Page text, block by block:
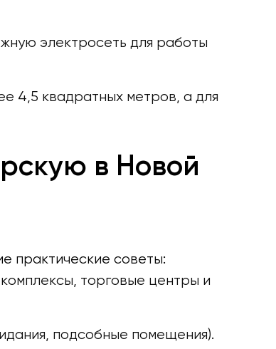
электросеть для работы
4,5 квадратных метров, а для
в Новой
практические советы:
торговые центры и
подсобные помещения).